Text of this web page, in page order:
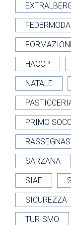
FEDERMODA
HACCP
NATALE
PRIMO
SARZANA
SIAE
SICUREZZA
TURISMO